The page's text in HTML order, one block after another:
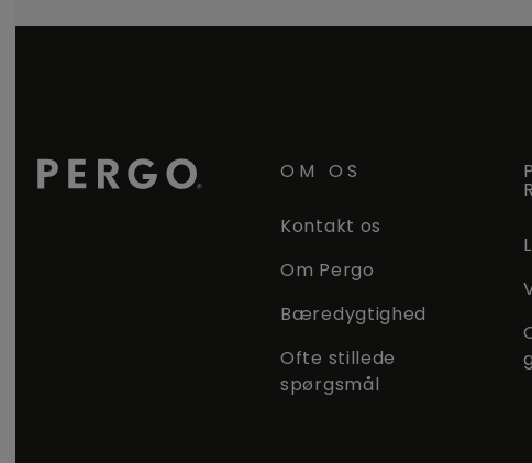
OM OS
Kontakt os
Om Pergo
Bæredygtighed
Ofte stillede
spørgsmål
R